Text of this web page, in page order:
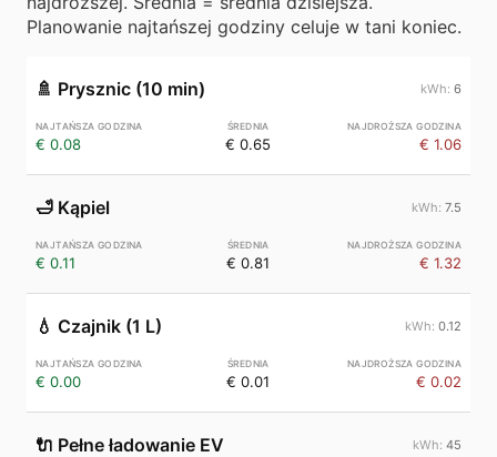
Planowanie najtańszej godziny celuje w tani koniec.
🚿 Prysznic (10 min) 6
€ 0.08 € 0.65 € 1.06
🛁 Kąpiel 7.5
€ 0.11 € 0.81 € 1.32
💧 Czajnik (1 L) 0.12
€ 0.00 € 0.01 € 0.02
🔌 Pełne ładowanie EV 45